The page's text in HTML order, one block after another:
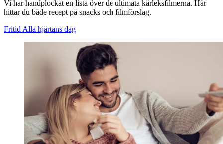
Vi har handplockat en lista över de ultimata kärleksfilmerna. Här
hittar du både recept på snacks och filmförslag.
Fritid Alla hjärtans dag